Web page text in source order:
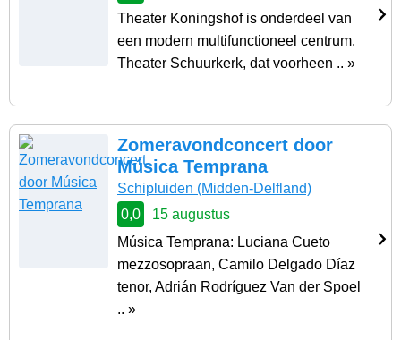
Theater Koningshof is onderdeel van
een modern multifunctioneel centrum.
Theater Schuurkerk, dat voorheen .. »
Zomeravondconcert door
Música Temprana
Schipluiden (Midden-Delfland)
0,0
15 augustus
Música Temprana: Luciana Cueto
mezzosopraan, Camilo Delgado Díaz
tenor, Adrián Rodríguez Van der Spoel
.. »